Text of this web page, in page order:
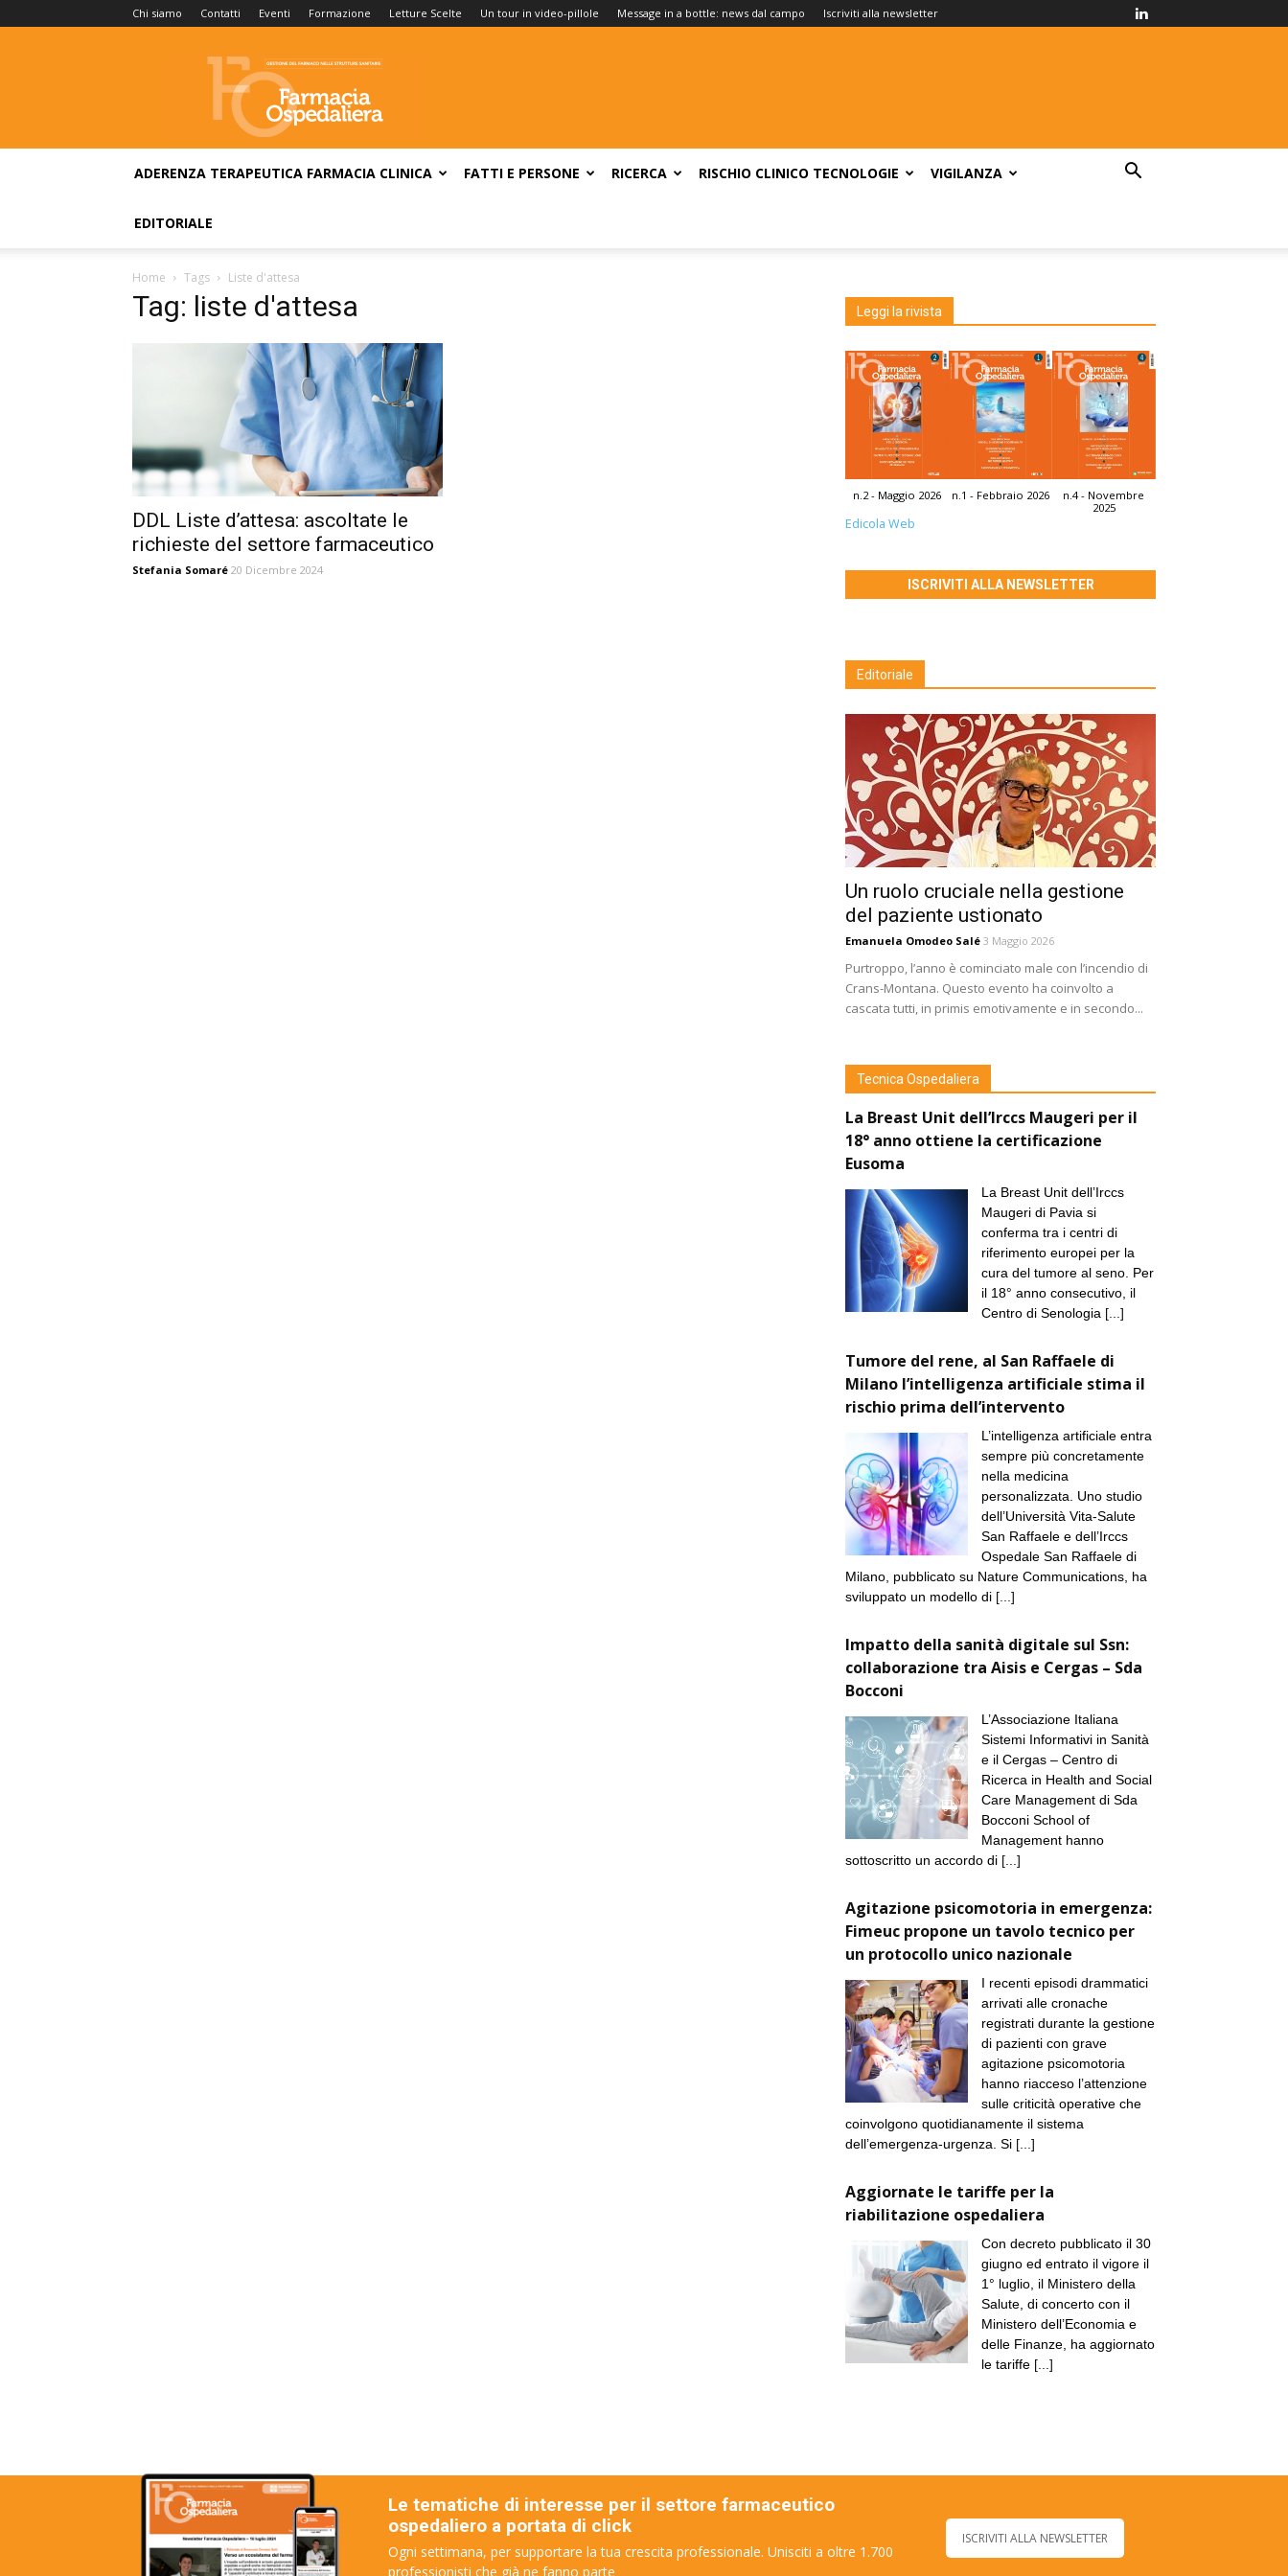
Chi siamo Contatti Eventi Formazione Letture Scelte Un tour in video-pillole Message in a bottle: news dal campo Iscriviti alla newsletter
Farmacia
Ospedaliera
ADERENZA TERAPEUTICA FARMACIA CLINICA FATTI E PERSONE RICERCA RISCHIO CLINICO TECNOLOGIE VIGILANZA
EDITORIALE
Home Tags Liste d'attesa
Tag: liste d'attesa
DDL Liste d’attesa: ascoltate le
richieste del settore farmaceutico
Stefania Somaré 20 Dicembre 2024
Leggi la rivista
n.2 - Maggio 2026 n.1 - Febbraio 2026
n.4 - Novembre
2025
Edicola Web
ISCRIVITI ALLA NEWSLETTER
Editoriale
Un ruolo cruciale nella gestione
del paziente ustionato
Emanuela Omodeo Salé 3 Maggio 2026
Purtroppo, l’anno è cominciato male con l’incendio di
Crans-Montana. Questo evento ha coinvolto a
cascata tutti, in primis emotivamente e in secondo...
Tecnica Ospedaliera
La Breast Unit dell’Irccs Maugeri per il
18° anno ottiene la certificazione
Eusoma
La Breast Unit dell’Irccs
Maugeri di Pavia si
conferma tra i centri di
riferimento europei per la
cura del tumore al seno. Per
il 18° anno consecutivo, il
Centro di Senologia [...]
Tumore del rene, al San Raffaele di
Milano l’intelligenza artificiale stima il
rischio prima dell’intervento
L’intelligenza artificiale entra
sempre più concretamente
nella medicina
personalizzata. Uno studio
dell’Università Vita-Salute
San Raffaele e dell’Irccs
Ospedale San Raffaele di
Milano, pubblicato su Nature Communications, ha
sviluppato un modello di [...]
Impatto della sanità digitale sul Ssn:
collaborazione tra Aisis e Cergas – Sda
Bocconi
L’Associazione Italiana
Sistemi Informativi in Sanità
e il Cergas – Centro di
Ricerca in Health and Social
Care Management di Sda
Bocconi School of
Management hanno
sottoscritto un accordo di [...]
Agitazione psicomotoria in emergenza:
Fimeuc propone un tavolo tecnico per
un protocollo unico nazionale
I recenti episodi drammatici
arrivati alle cronache
registrati durante la gestione
di pazienti con grave
agitazione psicomotoria
hanno riacceso l’attenzione
sulle criticità operative che
coinvolgono quotidianamente il sistema
dell’emergenza-urgenza. Si [...]
Aggiornate le tariffe per la
riabilitazione ospedaliera
Con decreto pubblicato il 30
giugno ed entrato il vigore il
1° luglio, il Ministero della
Salute, di concerto con il
Ministero dell’Economia e
delle Finanze, ha aggiornato
le tariffe [...]
Le tematiche di interesse per il settore farmaceutico
ospedaliero a portata di click
Ogni settimana, per supportare la tua crescita professionale. Unisciti a oltre 1.700
professionisti che già ne fanno parte
ISCRIVITI ALLA NEWSLETTER